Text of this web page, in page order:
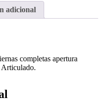
adicional
completas apertura
Articulado.